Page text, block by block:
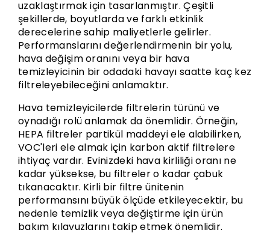
uzaklaştırmak için tasarlanmıştır. Çeşitli
şekillerde, boyutlarda ve farklı etkinlik
derecelerine sahip maliyetlerle gelirler.
Performanslarını değerlendirmenin bir yolu,
hava değişim oranını veya bir hava
temizleyicinin bir odadaki havayı saatte kaç kez
filtreleyebileceğini anlamaktır.
Hava temizleyicilerde filtrelerin türünü ve
oynadığı rolü anlamak da önemlidir. Örneğin,
HEPA filtreler partikül maddeyi ele alabilirken,
VOC'leri ele almak için karbon aktif filtrelere
ihtiyaç vardır. Evinizdeki hava kirliliği oranı ne
kadar yüksekse, bu filtreler o kadar çabuk
tıkanacaktır. Kirli bir filtre ünitenin
performansını büyük ölçüde etkileyecektir, bu
nedenle temizlik veya değiştirme için ürün
bakım kılavuzlarını takip etmek önemlidir.